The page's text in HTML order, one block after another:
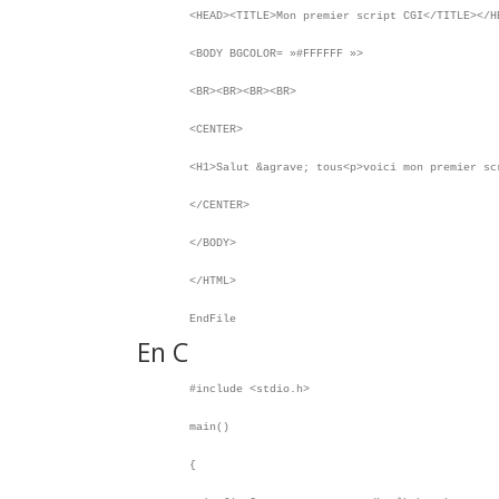
<HEAD><TITLE>Mon premier script CGI</TITLE></
<BODY BGCOLOR= »#FFFFFF »>
<BR><BR><BR><BR>
<CENTER>
<H1>Salut &agrave; tous<p>voici mon premier
</CENTER>
</BODY>
</HTML>
EndFile
En C
#include <stdio.h>
main()
{